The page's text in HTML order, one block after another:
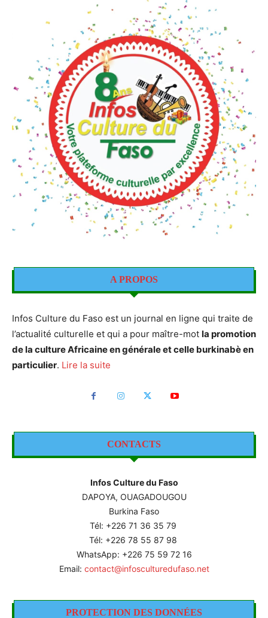
A PROPOS
Infos Culture du Faso est un journal en ligne qui traite de
l’actualité culturelle et qui a pour maître-mot la promotion
de la culture Africaine en générale et celle burkinabè en
particulier. Lire la suite
CONTACTS
Infos Culture du Faso
DAPOYA, OUAGADOUGOU
Burkina Faso
Tél: +226 71 36 35 79
Tél: +226 78 55 87 98
WhatsApp: +226 75 59 72 16
Email: contact@infosculturedufaso.net
PROTECTION DES DONNÉES